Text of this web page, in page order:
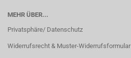
MEHR ÜBER...
Privatsphäre/ Datenschutz
Widerrufsrecht & Muster-Widerrufsformular